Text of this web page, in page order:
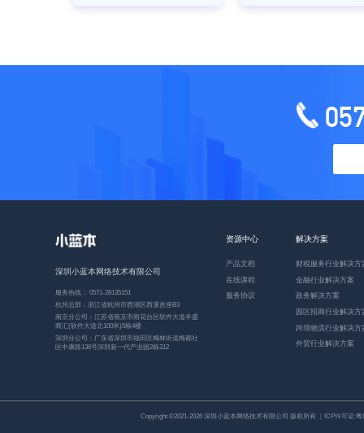
深圳小蓝本网络技术有限公司
服务热线： 0571-28135151
杭州总部：浙江省杭州市西湖区西溪首座B3
南京分公司：江苏省南京市雨花台区软件大道丰盛
商汇(软件大道北100米)5栋4楼
深圳分公司：广东省深圳市福田区梅林街道梅都社
区中康路136号深圳新一代产业园2栋312
资源中心
产品文档
在线课程
服务协议
解决方案
财税服务行业解决方
金融行业解决方案
政务解决方案
园区招商行业解决方
跨境物流行业解决方
外贸行业解决方案
Copyright ©2021-2026 深圳小蓝本网络技术有限公司 版权所有 ｜ICP许可证:粤